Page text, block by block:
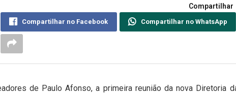
Compartilhar
Compartilhar no Facebook Compartilhar no WhatsApp
de Paulo Afonso, a primeira reunião da nova Diretoria